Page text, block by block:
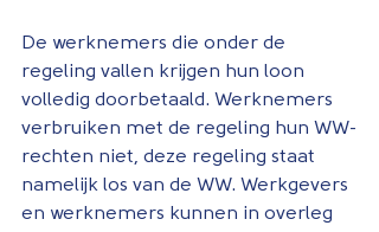
De werknemers die onder de
regeling vallen krijgen hun loon
volledig doorbetaald. Werknemers
verbruiken met de regeling hun WW-
rechten niet, deze regeling staat
namelijk los van de WW. Werkgevers
en werknemers kunnen in overleg